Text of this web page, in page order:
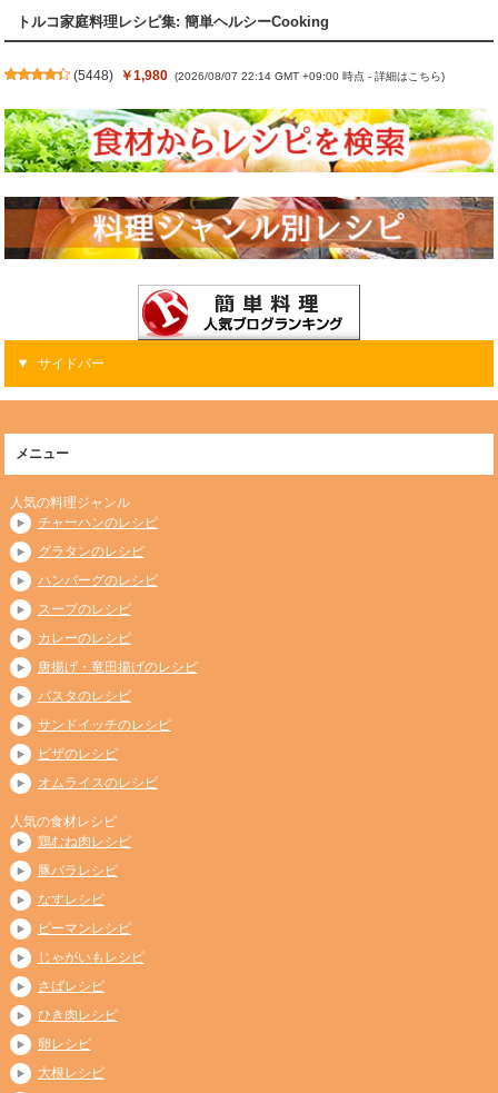
トルコ家庭料理レシピ集: 簡単ヘルシーCooking
(5448) ￥1,980 (2026/08/07 22:14 GMT +09:00 時点 -詳細はこちら)
サイドバー
メニュー
人気の料理ジャンル
チャーハンのレシピ
グラタンのレシピ
ハンバーグのレシピ
スープのレシピ
カレーのレシピ
唐揚げ・竜田揚げのレシピ
パスタのレシピ
サンドイッチのレシピ
ピザのレシピ
オムライスのレシピ
人気の食材レシピ
鶏むね肉レシピ
豚バラレシピ
なすレシピ
ピーマンレシピ
じゃがいもレシピ
さばレシピ
ひき肉レシピ
卵レシピ
大根レシピ